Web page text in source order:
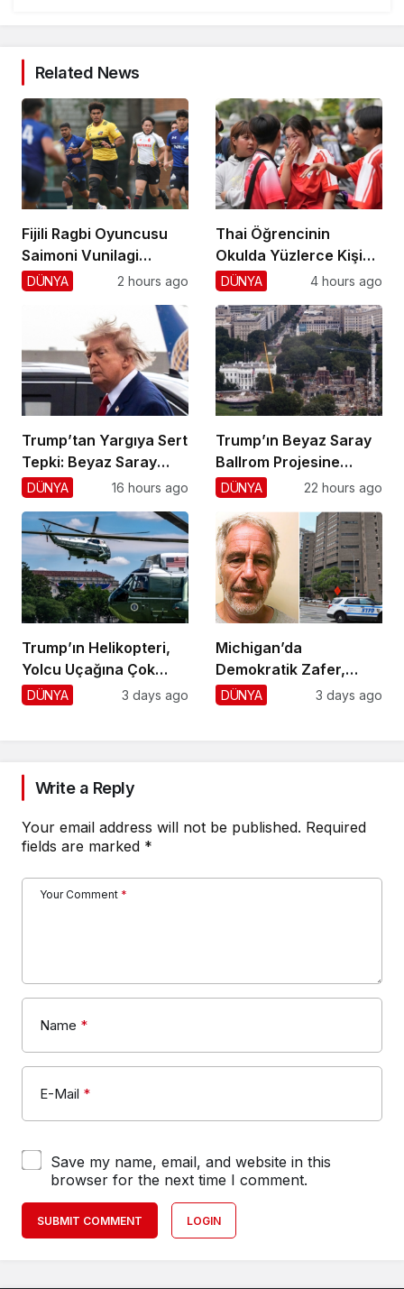
Related News
Fijili Ragbi Oyuncusu
Saimoni Vunilagi
Hayatını Kaybetti
DÜNYA 2 hours ago
Thai Öğrencinin
Okulda Yüzlerce Kişiyi
Vurdu!
DÜNYA 4 hours ago
Trump’tan Yargıya Sert
Tepki: Beyaz Saray
Krizi!
DÜNYA 16 hours ago
Trump’ın Beyaz Saray
Ballrom Projesine
Durdurma
DÜNYA 22 hours ago
Trump’ın Helikopteri,
Yolcu Uçağına Çok
Yaklaştı!
DÜNYA 3 days ago
Michigan’da
Demokratik Zafer,
Cumhuriyetçilere
DÜNYA 3 days ago
Write a Reply
Your email address will not be published. Required
fields are marked *
Your Comment *
Name *
E-Mail *
Save my name, email, and website in this
browser for the next time I comment.
SUBMIT COMMENT LOGIN